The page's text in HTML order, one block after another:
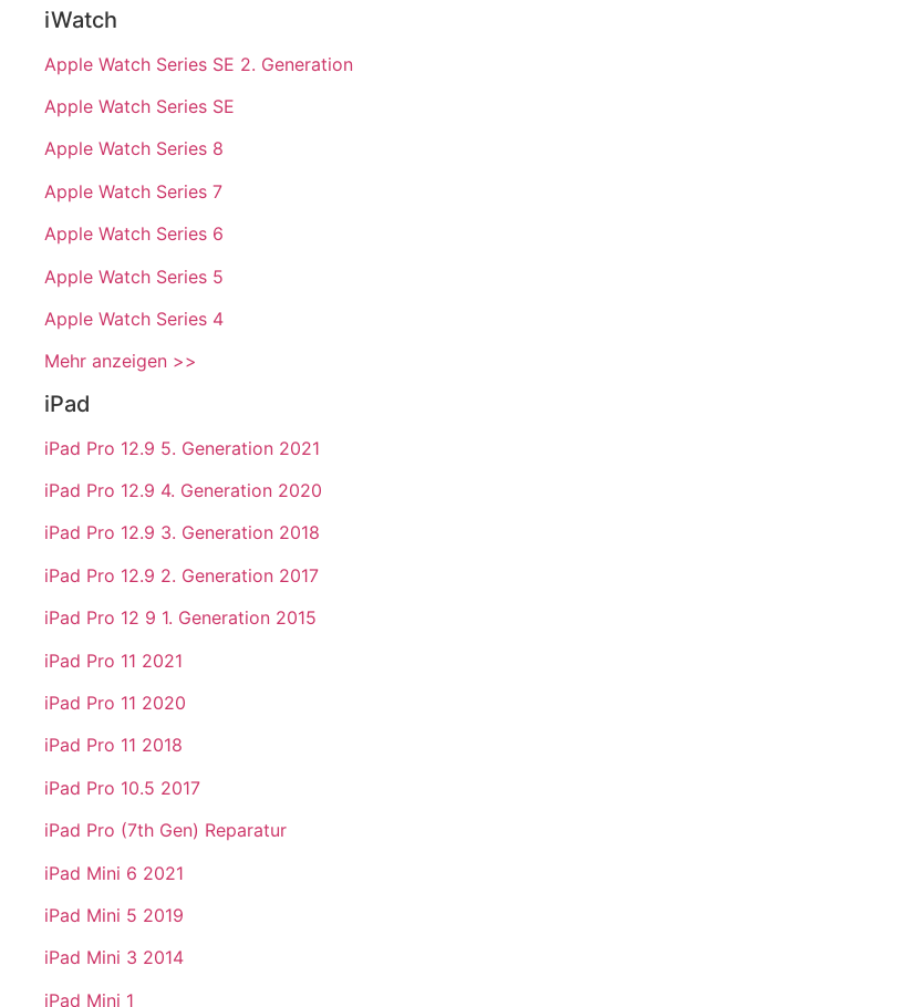
iWatch
Apple Watch Series SE 2. Generation
Apple Watch Series SE
Apple Watch Series 8
Apple Watch Series 7
Apple Watch Series 6
Apple Watch Series 5
Apple Watch Series 4
Mehr anzeigen >>
iPad
iPad Pro 12.9 5. Generation 2021
iPad Pro 12.9 4. Generation 2020
iPad Pro 12.9 3. Generation 2018
iPad Pro 12.9 2. Generation 2017
iPad Pro 12 9 1. Generation 2015
iPad Pro 11 2021
iPad Pro 11 2020
iPad Pro 11 2018
iPad Pro 10.5 2017
iPad Pro (7th Gen) Reparatur
iPad Mini 6 2021
iPad Mini 5 2019
iPad Mini 3 2014
iPad Mini 1